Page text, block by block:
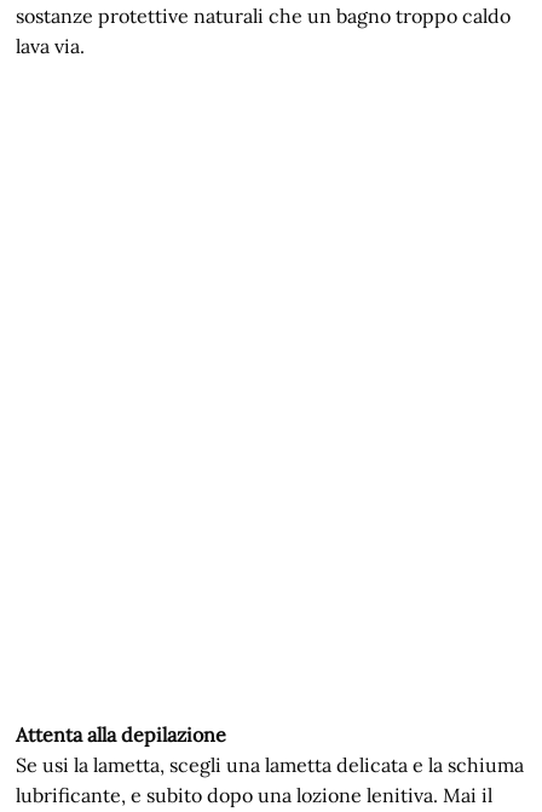
sostanze protettive naturali che un bagno troppo caldo
lava via.
Attenta alla depilazione
Se usi la lametta, scegli una lametta delicata e la schiuma
lubrificante, e subito dopo una lozione lenitiva. Mai il